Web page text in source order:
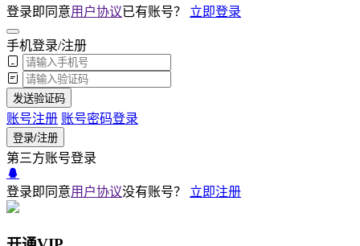
登录即同意用户协议已有账号？ 立即登录
手机登录/注册
发送验证码
账号注册 账号密码登录
登录/注册
第三方账号登录
登录即同意用户协议没有账号？ 立即注册